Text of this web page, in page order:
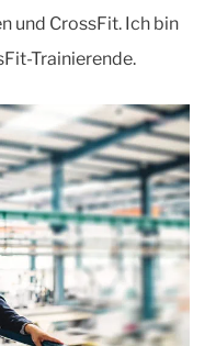
und CrossFit. Ich bin
Trainierende.